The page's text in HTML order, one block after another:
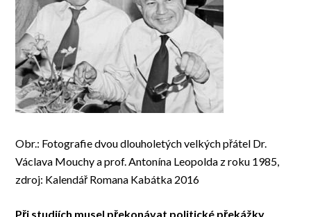
Obr.: Fotografie dvou dlouholetých velkých přátel Dr.
Václava Mouchy a prof. Antonína Leopolda z roku 1985,
zdroj: Kalendář Romana Kabátka 2016
Při studiích musel překonávat politické překážky